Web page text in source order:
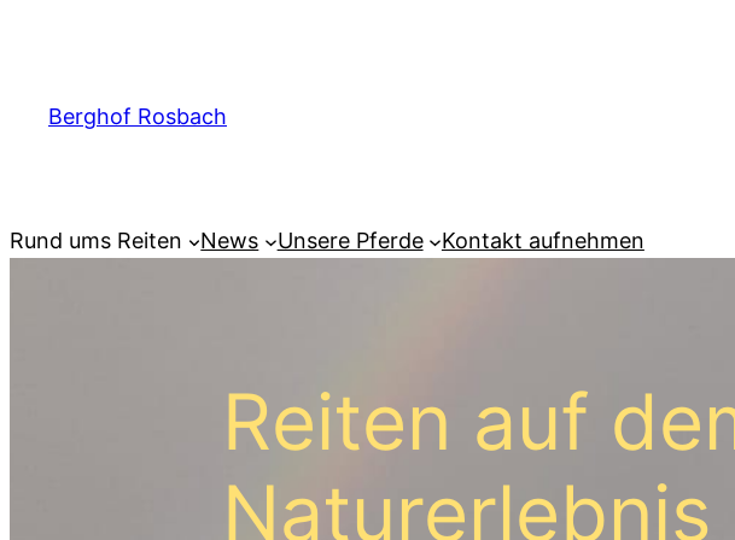
Berghof Rosbach
Rund ums Reiten News Unsere Pferde Kontakt aufnehmen
Reiten auf
Naturerlebnis